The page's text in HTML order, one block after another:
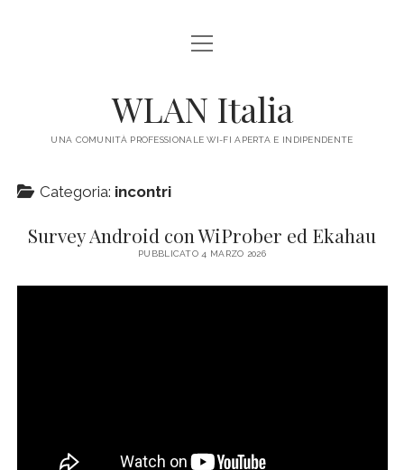
HOME
apri
menu
WLAN Italia
UNA COMUNITÀ PROFESSIONALE WI-FI APERTA E INDIPENDENTE
Categoria: incontri
Survey Android con WiProber ed Ekahau
PUBBLICATO 4 MARZO 2026